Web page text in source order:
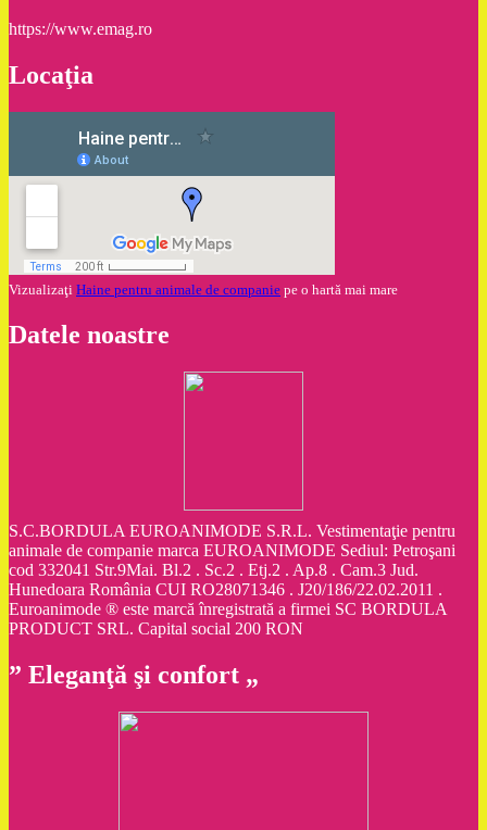
https://www.emag.ro
Locaţia
Vizualizaţi Haine pentru animale de companie pe o hartă mai mare
Datele noastre
S.C.BORDULA EUROANIMODE S.R.L. Vestimentaţie pentru
animale de companie marca EUROANIMODE Sediul: Petroşani
cod 332041 Str.9Mai. Bl.2 . Sc.2 . Etj.2 . Ap.8 . Cam.3 Jud.
Hunedoara România CUI RO28071346 . J20/186/22.02.2011 .
Euroanimode ® este marcă înregistrată a firmei SC BORDULA
PRODUCT SRL. Capital social 200 RON
” Eleganţă şi confort „